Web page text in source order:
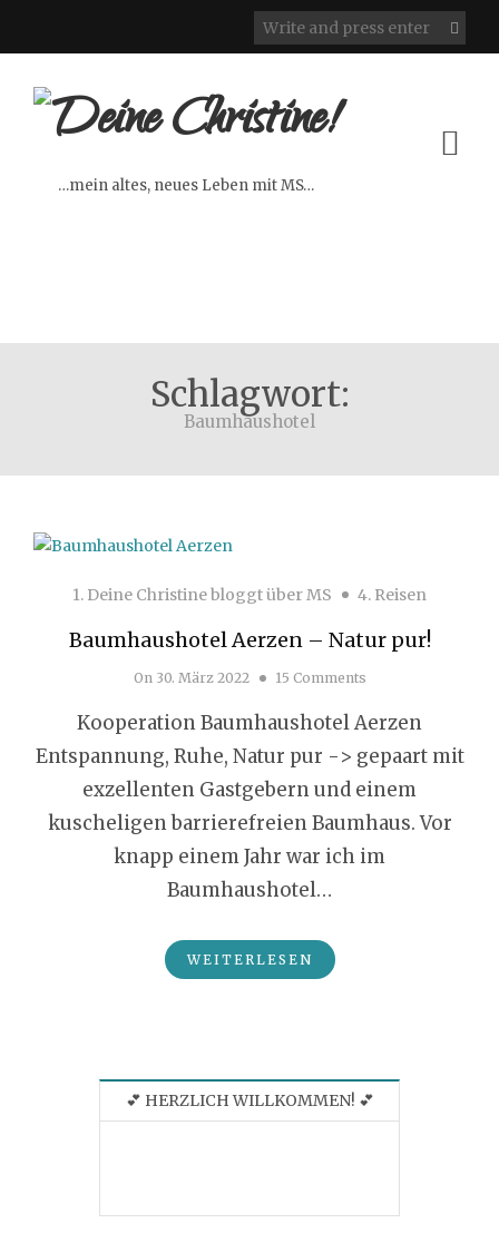
…mein altes, neues Leben mit MS…
Schlagwort:
Baumhaushotel
1. Deine Christine bloggt über MS 4. Reisen
Baumhaushotel Aerzen – Natur pur!
On30. März 2022 15 Comments
Kooperation Baumhaushotel Aerzen
Entspannung, Ruhe, Natur pur -> gepaart mit
exzellenten Gastgebern und einem
kuscheligen barrierefreien Baumhaus. Vor
knapp einem Jahr war ich im
Baumhaushotel…
WEITERLESEN
💕 HERZLICH WILLKOMMEN! 💕